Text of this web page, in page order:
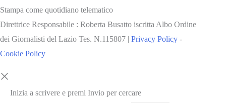
Stampa come quotidiano telematico
Direttrice Responsabile : Roberta Busatto iscritta Albo Ordine
dei Giornalisti del Lazio Tes. N.115807 | Privacy Policy -
Cookie Policy
Inizia a scrivere e premi Invio per cercare